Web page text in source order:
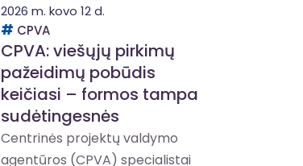
2026 m. kovo 12 d.
CPVA
CPVA: viešųjų pirkimų
pažeidimų pobūdis
keičiasi – formos tampa
sudėtingesnės
Centrinės projektų valdymo
agentūros (CPVA) specialistai